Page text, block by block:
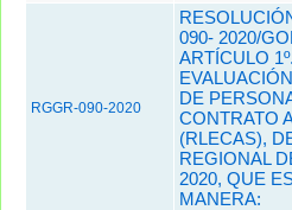
RGGR-090-2020
090- 2020/
ARTÍCULO
DE
CONTRATO
(RLECAS),
REGIONAL
2020, QUE
MANERA: